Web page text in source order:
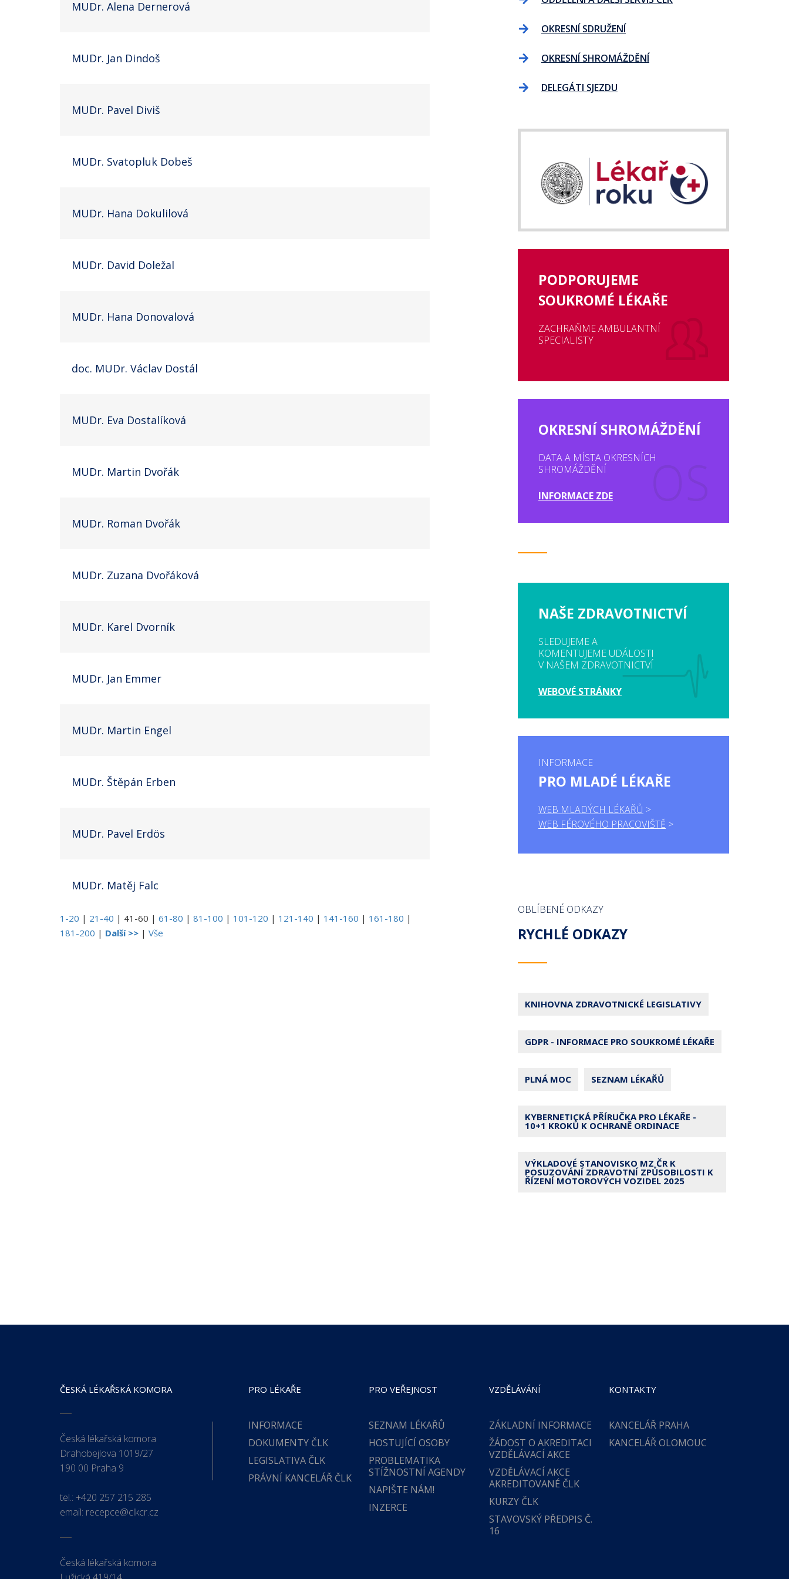
MUDr. Alena Dernerová
MUDr. Jan Dindoš
MUDr. Pavel Diviš
MUDr. Svatopluk Dobeš
MUDr. Hana Dokulilová
MUDr. David Doležal
MUDr. Hana Donovalová
doc. MUDr. Václav Dostál
MUDr. Eva Dostalíková
MUDr. Martin Dvořák
MUDr. Roman Dvořák
MUDr. Zuzana Dvořáková
MUDr. Karel Dvorník
MUDr. Jan Emmer
MUDr. Martin Engel
MUDr. Štěpán Erben
MUDr. Pavel Erdös
MUDr. Matěj Falc
1-20 | 21-40 | 41-60 | 61-80 | 81-100 | 101-120 | 121-140 | 141-160 | 161-180 |
181-200 | Další >> | Vše
OKRESNÍ SDRUŽENÍ
OKRESNÍ SHROMÁŽDĚNÍ
DELEGÁTI SJEZDU
PODPORUJEME
SOUKROMÉ LÉKAŘE
ZACHRAŇME AMBULANTNÍ
SPECIALISTY
OKRESNÍ SHROMÁŽDĚNÍ
DATA A MÍSTA OKRESNÍCH
SHROMÁŽDĚNÍ
INFORMACE ZDE
NAŠE ZDRAVOTNICTVÍ
SLEDUJEME A
KOMENTUJEME UDÁLOSTI
V NAŠEM ZDRAVOTNICTVÍ
WEBOVÉ STRÁNKY
INFORMACE
PRO MLADÉ LÉKAŘE
WEB MLADÝCH LÉKAŘŮ
WEB FÉROVÉHO PRACOVIŠTĚ
OBLÍBENÉ ODKAZY
RYCHLÉ ODKAZY
KNIHOVNA ZDRAVOTNICKÉ LEGISLATIVY
GDPR - INFORMACE PRO SOUKROMÉ LÉKAŘE
PLNÁ MOC SEZNAM LÉKAŘŮ
KYBERNETICKÁ PŘÍRUČKA PRO LÉKAŘE -
10+1 KROKŮ K OCHRANĚ ORDINACE
VÝKLADOVÉ STANOVISKO MZ ČR K
POSUZOVÁNÍ ZDRAVOTNÍ ZPŮSOBILOSTI K
ŘÍZENÍ MOTOROVÝCH VOZIDEL 2025
ČESKÁ LÉKAŘSKÁ KOMORA
Česká lékařská komora
Drahobejlova 1019/27
190 00 Praha 9
tel.: +420 257 215 285
email: recepce@clkcr.cz
Česká lékařská komora
PRO LÉKAŘE
INFORMACE
DOKUMENTY ČLK
LEGISLATIVA ČLK
PRÁVNÍ KANCELÁŘ ČLK
PRO VEŘEJNOST
SEZNAM LÉKAŘŮ
HOSTUJÍCÍ OSOBY
PROBLEMATIKA
STÍŽNOSTNÍ AGENDY
NAPIŠTE NÁM!
INZERCE
VZDĚLÁVÁNÍ
ZÁKLADNÍ INFORMACE
ŽÁDOST O AKREDITACI
VZDĚLÁVACÍ AKCE
VZDĚLÁVACÍ AKCE
AKREDITOVANÉ ČLK
KURZY ČLK
STAVOVSKÝ PŘEDPIS Č.
16
KONTAKTY
KANCELÁŘ PRAHA
KANCELÁŘ OLOMOUC